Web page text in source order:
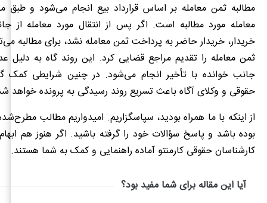
مطالبه ثمن معامله بر اساس قرارداد بیع انجام می‌شود و طبق
معامله مورد مطالبه است. اگر پس از انتقال مورد معامله از
خریدار، خریدار حاضر به پرداخت ثمن معامله نشد، برای مطالبه
ثمن معامله را تقدیم مراجع قضایی کرد. این روند گاه به‌ دلیل
جانب خوانده با تأخیر انجام می‌شود. در چنین شرایطی کمک
حقوقی و وکلای آگاه باعث تسریع روند رسیدگی به پرونده خواهد
از اینکه با ما همراه بودید، سپاسگزاریم. امیدواریم مطالب
بوده باشد و پاسخ سؤالات خود را گرفته باشید. اگر هنوز هم
کارشناسان حقوقی کارمنتو آماده راهنمایی و کمک به شما هستند.
آیا این مقاله برای شما مفید بود؟